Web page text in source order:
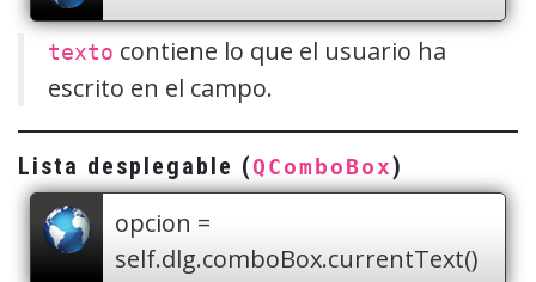
texto contiene lo que el usuario ha
escrito en el campo.
Lista desplegable (QComboBox)
opcion =
self.dlg.comboBox.currentText()